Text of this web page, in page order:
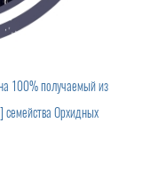
100% получаемый из
семейства Орхидных